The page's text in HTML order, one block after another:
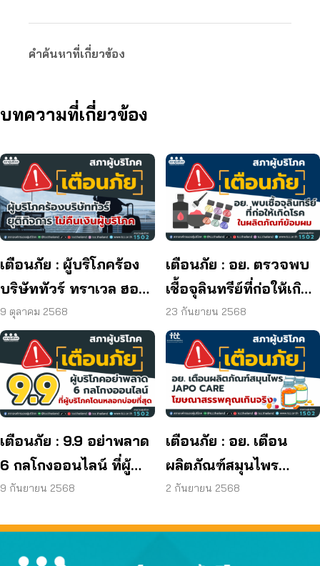
คำค้นหาที่เกี่ยวข้อง
บทความที่เกี่ยวข้อง
เตือนภัย : ผู้บริโภคร้อง
บริษัททัวร์ ทราเวล ฮอลิ
เดย์ ยุติกิจการ ไม่คืนเงิน
ผู้บริโภค
9 ตุลาคม 2568
เตือนภัย : อย. ตรวจพบ
เชื้อจุลินทรีย์ที่ก่อให้เกิด
โรค และพบแบคทีเรีย
ยีสต์ และรา เกิน
มาตรฐานกำหนด ใน
ผลิตภัณฑ์ย้อมผม
23 กันยายน 2568
เตือนภัย : 9.9 อย่าพลาด
6 กลโกงออนไลน์ ที่ผู้
บริโภคโดนหลอกบ่อย
9 กันยายน 2568
เตือนภัย : อย. เตือน
ผลิตภัณฑ์สมุนไพร
JAPO CARE โฆษณา
2 กันยายน 2568